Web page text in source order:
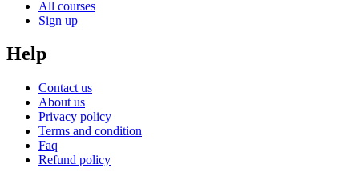
All courses
Sign up
Help
Contact us
About us
Privacy policy
Terms and condition
Faq
Refund policy